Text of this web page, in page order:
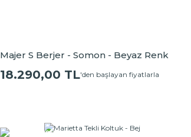
Majer S Berjer - Somon - Beyaz Renk
Ayak
18.290,00 TL'den başlayan fiyatlarla